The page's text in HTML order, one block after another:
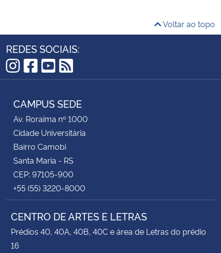
Voltar ao topo
REDES SOCIAIS:
Instagram
Facebook
YouTube
RSS
CAMPUS SEDE
Av. Roraima nº 1000
Cidade Universitária
Bairro Camobi
Santa Maria - RS
CEP: 97105-900
+55 (55) 3220-8000
CENTRO DE ARTES E LETRAS
Prédios 40, 40A, 40B, 40C e área de Letras do prédio
16